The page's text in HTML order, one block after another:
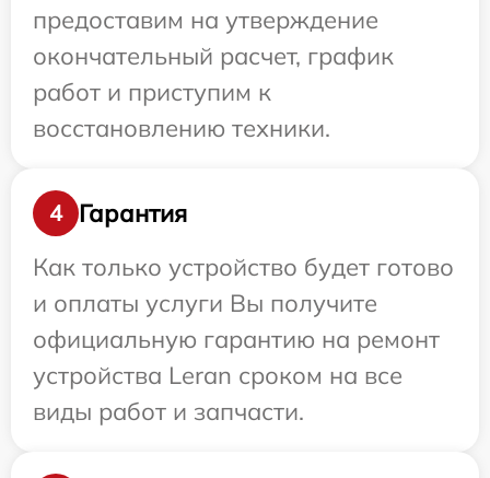
предоставим на утверждение
окончательный расчет, график
работ и приступим к
восстановлению техники.
4
Гарантия
Как только устройство будет готово
и оплаты услуги Вы получите
официальную гарантию на ремонт
устройства Leran сроком на все
виды работ и запчасти.